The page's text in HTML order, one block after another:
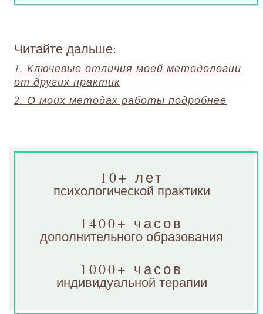
Читайте дальше:
1. Ключевые отличия моей методологии
от других практик
2. О моих методах работы подробнее
10+ лет
психологической практики
1400+ часов
дополнительного образования
1000+ часов
индивидуальной терапии